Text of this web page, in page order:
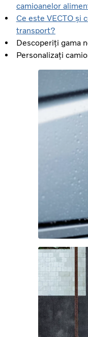
camioanelor
Ce este VECTO și
transport?
Descoperiți gama
Personalizați